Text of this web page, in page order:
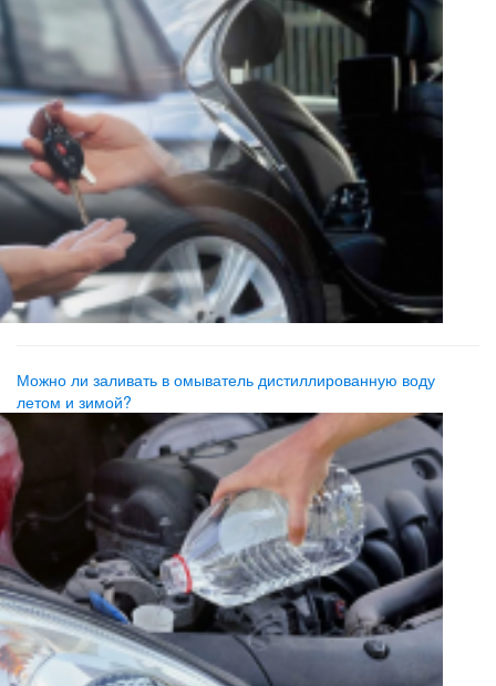
Можно ли заливать в омыватель дистиллированную воду
летом и зимой?